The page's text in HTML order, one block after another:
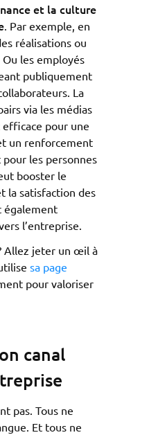
et la culture
. Par exemple, en
réalisations ou
les employés
publiquement
La
via les médias
pour une
un renforcement
les personnes
booster le
la satisfaction des
également
l’entreprise.
Allez jeter un œil à
sa page
pour valoriser
canal
pas. Tous ne
Et tous ne